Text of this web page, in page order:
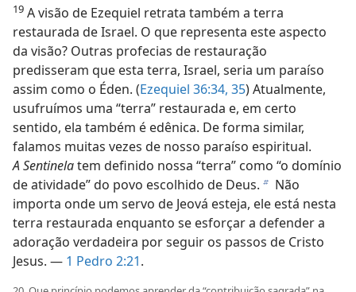
19 A visão de Ezequiel retrata também a terra
restaurada de Israel. O que representa este aspecto
da visão? Outras profecias de restauração
predisseram que esta terra, Israel, seria um paraíso
assim como o Éden. (Ezequiel 36:34, 35) Atualmente,
usufruímos uma “terra” restaurada e, em certo
sentido, ela também é edênica. De forma similar,
falamos muitas vezes de nosso paraíso espiritual.
A Sentinelatem definido nossa “terra” como “o domínio
de atividade” do povo escolhido de Deus. b Não
importa onde um servo de Jeová esteja, ele está nesta
terra restaurada enquanto se esforçar a defender a
adoração verdadeira por seguir os passos de Cristo
Jesus. — 1 Pedro 2:21.